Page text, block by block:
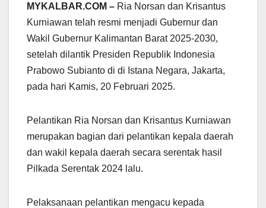
MYKALBAR.COM – Ria Norsan dan Krisantus
Kurniawan telah resmi menjadi Gubernur dan
Wakil Gubernur Kalimantan Barat 2025-2030,
setelah dilantik Presiden Republik Indonesia
Prabowo Subianto di di Istana Negara, Jakarta,
pada hari Kamis, 20 Februari 2025.
Pelantikan Ria Norsan dan Krisantus Kurniawan
merupakan bagian dari pelantikan kepala daerah
dan wakil kepala daerah secara serentak hasil
Pilkada Serentak 2024 lalu.
Pelaksanaan pelantikan mengacu kepada